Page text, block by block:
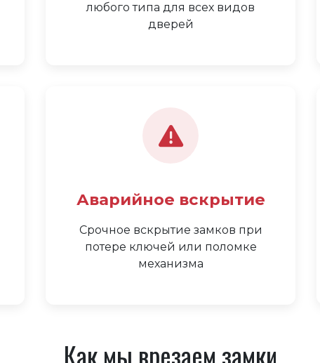
любого типа для всех видов
дверей
Аварийное вскрытие
Срочное вскрытие замков при
потере ключей или поломке
механизма
Как мы врезаем замки